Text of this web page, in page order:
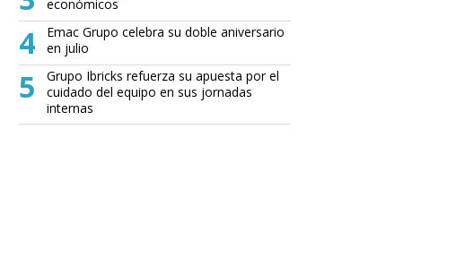
económicos
4
Emac Grupo celebra su doble aniversario
en julio
5
Grupo Ibricks refuerza su apuesta por el
cuidado del equipo en sus jornadas
internas